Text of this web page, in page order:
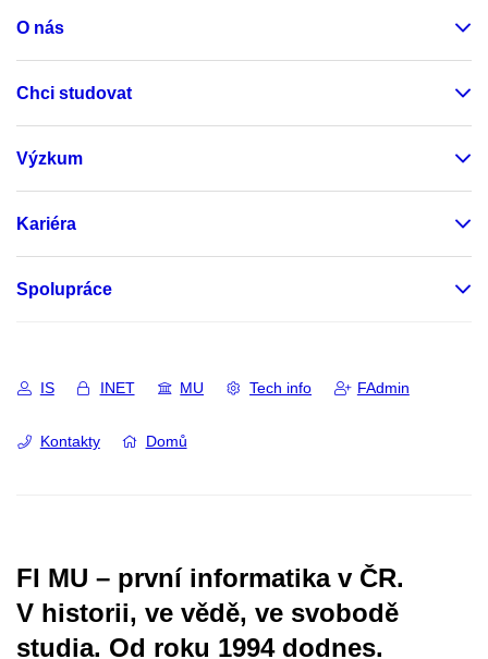
O nás
Chci studovat
Výzkum
Kariéra
Spolupráce
IS INET MU Tech info FAdmin
Kontakty Domů
FI MU – první informatika v ČR.
V historii, ve vědě, ve svobodě
studia. Od roku 1994 dodnes.